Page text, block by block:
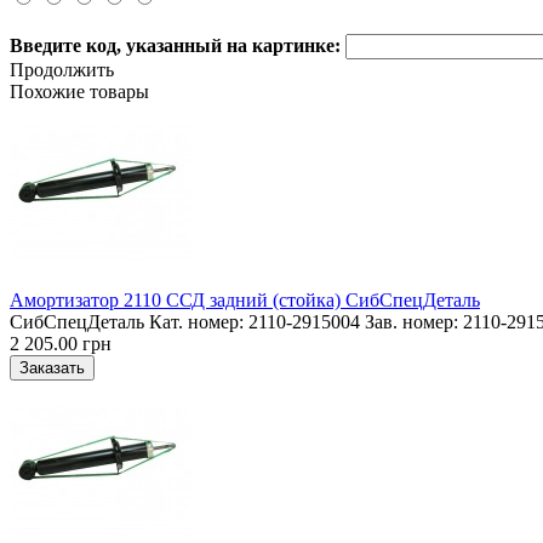
Введите код, указанный на картинке:
Продолжить
Похожие товары
Амортизатор 2110 ССД задний (стойка) СибСпецДеталь
СибСпецДеталь Кат. номер: 2110-2915004 Зав. номер: 2110-
2 205.00 грн